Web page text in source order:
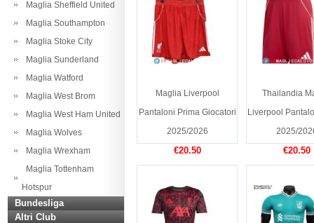
Maglia Sheffield United
Maglia Southampton
Maglia Stoke City
Maglia Sunderland
Maglia Watford
Maglia West Brom
Maglia West Ham United
Maglia Wolves
Maglia Wrexham
Maglia Tottenham
Hotspur
Bundesliga
Altri Club
Maglia Liverpool
Pantaloni Prima Giocatori
2025/2026
€20.50
Thailandia
Liverpool
2025/
€20.50